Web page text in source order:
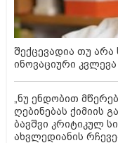
შექცევადია თუ
ინოვაციური
„ნუ ენდობით
ღებინებას ქიმიის
ბავშვი კრიტიკულ
ახვლედიანის